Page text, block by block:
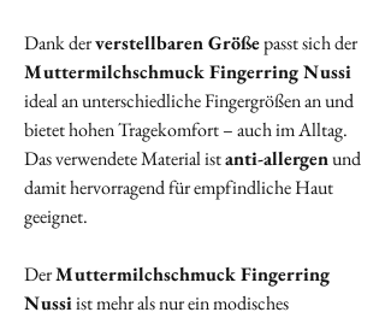
Dank derverstellbaren Größepasst sich der
Muttermilchschmuck Fingerring Nussi
ideal an unterschiedliche Fingergrößen an und
bietet hohen Tragekomfort – auch im Alltag.
Das verwendete Material istanti-allergenund
damit hervorragend für empfindliche Haut
geeignet.
DerMuttermilchschmuck Fingerring
Nussiist mehr als nur ein modisches